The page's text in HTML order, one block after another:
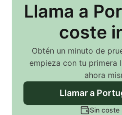
Llama a
coste
Obtén un minuto de
empieza con tu primera
ahora
Llamara
Sin coste